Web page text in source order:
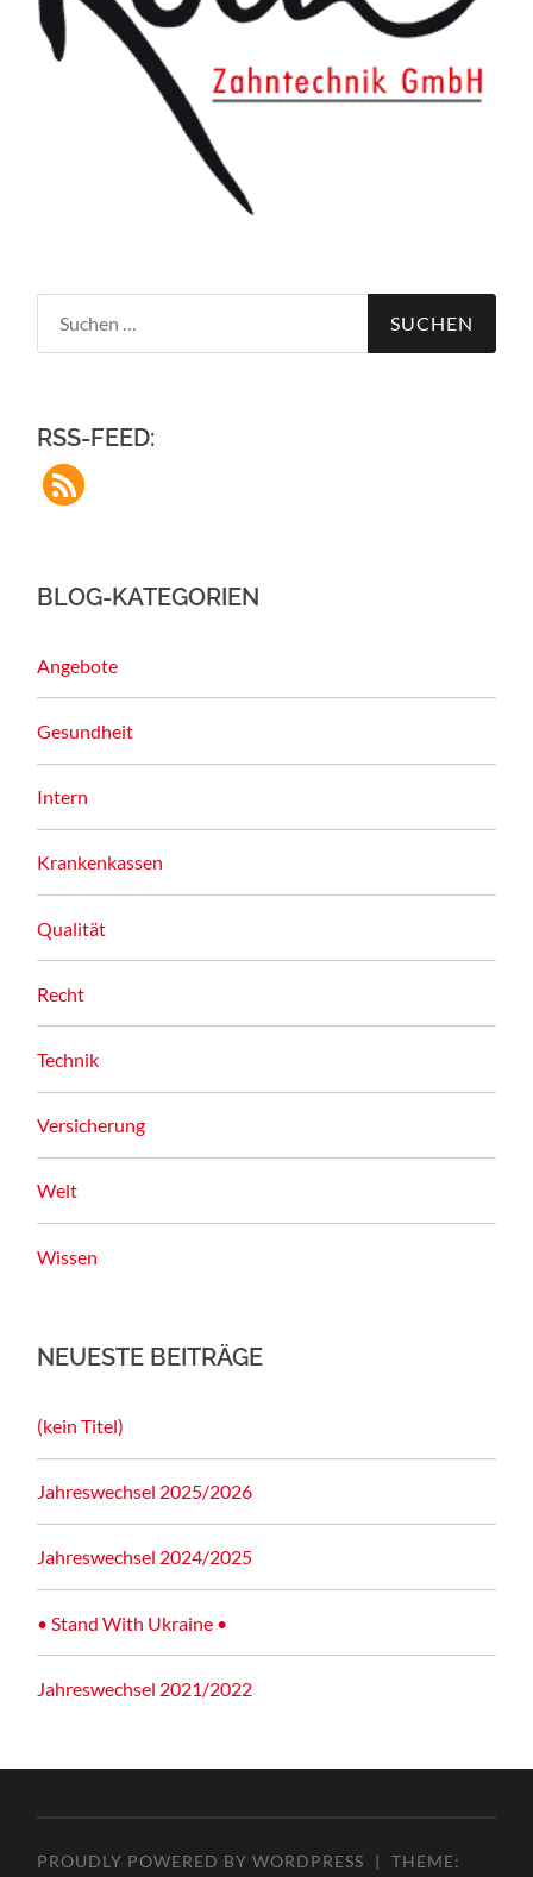
RSS-FEED:
BLOG-KATEGORIEN
Angebote
Gesundheit
Intern
Krankenkassen
Qualität
Recht
Technik
Versicherung
Welt
Wissen
NEUESTE BEITRÄGE
(kein Titel)
Jahreswechsel 2025/2026
Jahreswechsel 2024/2025
• Stand With Ukraine •
Jahreswechsel 2021/2022
PROUDLY POWERED BY WORDPRESS | THEME: